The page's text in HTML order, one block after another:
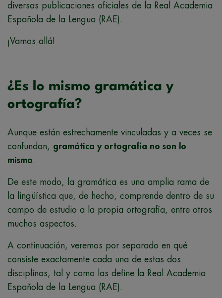
diversas publicaciones oficiales de la Real Academia
Española de la Lengua (RAE).
¡Vamos allá!
¿Es lo mismo gramática y
ortografía?
Aunque están estrechamente vinculadas y a veces se
confundan, gramática y ortografía no son lo
mismo.
De este modo, la gramática es una amplia rama de
la lingüística que, de hecho, comprende dentro de su
campo de estudio a la propia ortografía, entre otros
muchos aspectos.
A continuación, veremos por separado en qué
consiste exactamente cada una de estas dos
disciplinas, tal y como las define la Real Academia
Española de la Lengua (RAE).